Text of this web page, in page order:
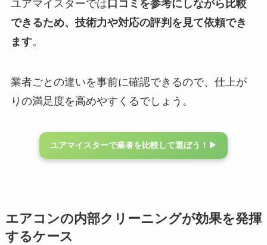
ユアマイスターでは 口コミを参考にしながら比較
できるため、技術力や対応の評判を見て依頼でき
ます。
業者ごとの違いを事前に確認できるので、仕上が
りの満足度を高めやすくるでしょう。
ユアマイスターで業者を比較して選ぼう！▶︎
エアコンの内部クリーニングが効果を発揮
するケース